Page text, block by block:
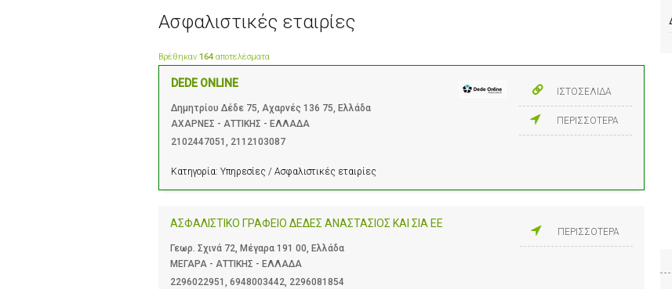
Ασφαλιστικές εταιρίες
Βρέθηκαν 164 αποτελέσματα
DEDE ONLINE
Δημητρίου Δέδε 75, Αχαρνές 136 75, Ελλάδα
ΑΧΑΡΝΕΣ - ΑΤΤΙΚΗΣ - ΕΛΛΑΔΑ
2102447051 , 2112103087
Κατηγορία: Υπηρεσίες / Ασφαλιστικές εταιρίες
ΙΣΤΟΣΕΛΙΔΑ
ΠΕΡΙΣΣΟΤΕΡΑ
ΑΣΦΑΛΙΣΤΙΚΟ ΓΡΑΦΕΙΟ ΔΕΔΕΣ ΑΝΑΣΤΑΣΙΟΣ ΚΑΙ ΣΙΑ ΕΕ
Γεωρ. Σχινά 72, Μέγαρα 191 00, Ελλάδα
ΜΕΓΑΡΑ - ΑΤΤΙΚΗΣ - ΕΛΛΑΔΑ
2296022951 , 6948003442, 2296081854
ΠΕΡΙΣΣΟΤΕΡΑ